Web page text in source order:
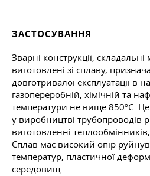
ЗАСТОСУВАННЯ
Зварні конструкції, складальні
виготовлені зі сплаву,
довготривалої експлуатації в
газопереробній, хімічній та
температури не вище 850ºС.
у виробництві трубопроводів
виготовленні
Сплав має високий опір
температур, пластичної
середовищ.